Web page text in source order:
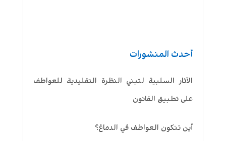
أحدث المنشورات
الآثار السلبية لتبني النظرة التقليدية للعواطف
على تطبيق القانون
أين تتكون العواطف في الدماغ؟